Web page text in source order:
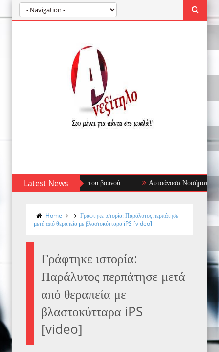
Latest News Αυτοάνοσα Νοσήματα: Όταν το
Home
Γράφτηκε ιστορία: Παράλυτος περπάτησε
μετά από θεραπεία με βλαστοκύτταρα iPS [video]
Γράφτηκε ιστορία:
Παράλυτος περπάτησε μετά
από θεραπεία με
βλαστοκύτταρα iPS
[video]